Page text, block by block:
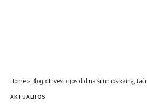
Home» Blog » Investicijos didina šilumos kainą,
AKTUALIJOS